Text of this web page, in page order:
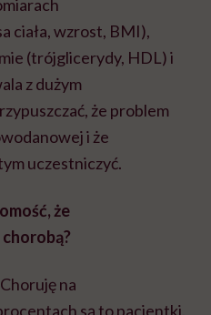
ciała, wzrost, BMI),
(trójglicerydy, HDL) i
z dużym
że problem
i że
uczestniczyć.
że
na
są to pacjentki.